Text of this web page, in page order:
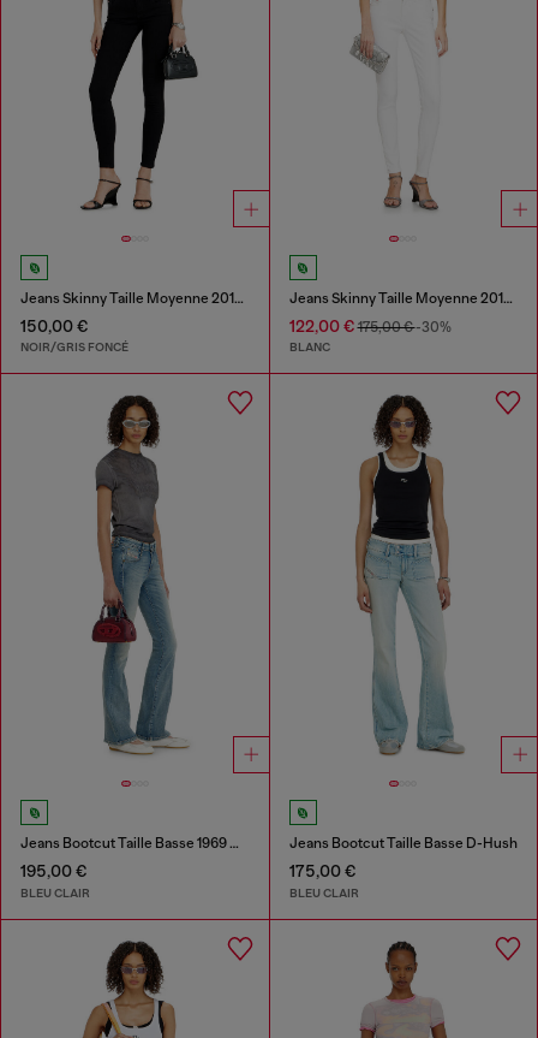
Jeans Skinny Taille Moyenne 2017 Slandy
150,00 €
NOIR/GRIS FONCÉ
Jeans Skinny Taille Moyenne 2017 Slandy
122,00 €175,00 €-30%
BLANC
Jeans Bootcut Taille Basse 1969 D-Ebbey
195,00 €
BLEU CLAIR
Jeans Bootcut Taille Basse D-Hush
175,00 €
BLEU CLAIR